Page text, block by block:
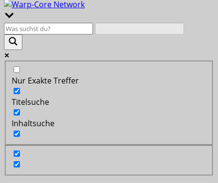
Nur Exakte Treffer
Titelsuche
Inhaltsuche